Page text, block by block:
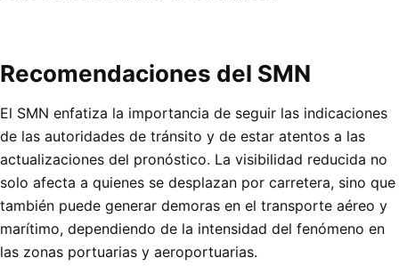
Recomendaciones del SMN
El SMN enfatiza la importancia de seguir las indicaciones
de las autoridades de tránsito y de estar atentos a las
actualizaciones del pronóstico. La visibilidad reducida no
solo afecta a quienes se desplazan por carretera, sino que
también puede generar demoras en el transporte aéreo y
marítimo, dependiendo de la intensidad del fenómeno en
las zonas portuarias y aeroportuarias.